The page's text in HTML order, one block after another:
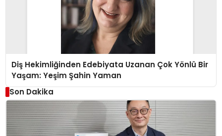
Diş Hekimliğinden Edebiyata Uzanan Çok Yönlü Bir
Yaşam: Yeşim Şahin Yaman
Son Dakika